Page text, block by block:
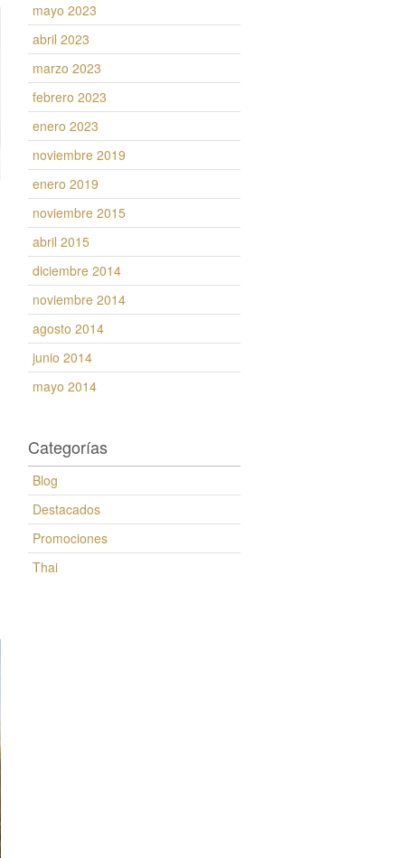
mayo 2023
abril 2023
marzo 2023
febrero 2023
enero 2023
noviembre 2019
enero 2019
noviembre 2015
abril 2015
diciembre 2014
noviembre 2014
agosto 2014
junio 2014
mayo 2014
Categorías
Blog
Destacados
Promociones
Thai